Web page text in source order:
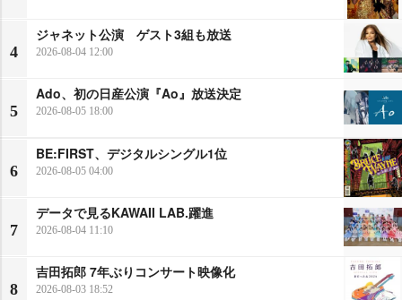
4
ジャネット公演 ゲスト3組も放送
2026-08-04 12:00
5
Ado、初の日産公演『Ao』放送決定
2026-08-05 18:00
6
BE:FIRST、デジタルシングル1位
2026-08-05 04:00
7
データで見るKAWAII LAB.躍進
2026-08-04 11:10
8
吉田拓郎 7年ぶりコンサート映像化
2026-08-03 18:52